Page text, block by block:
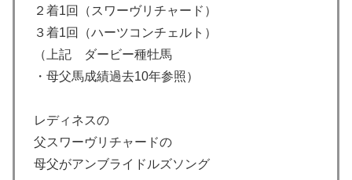
２着1回（スワーヴリチャード）
３着1回（ハーツコンチェルト）
（上記 ダービー種牡馬
・母父馬成績過去10年参照）
レディネスの
父スワーヴリチャードの
母父がアンブライドルズソング